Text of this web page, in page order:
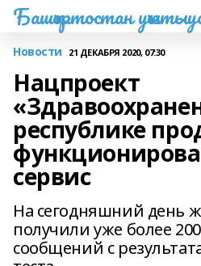
Башҡортостан
Новости 21 ДЕКАБРЯ 2020, 07:30
Нацпроект
республике
сервис
На сегодняшний день
получили уже более
сообщений с